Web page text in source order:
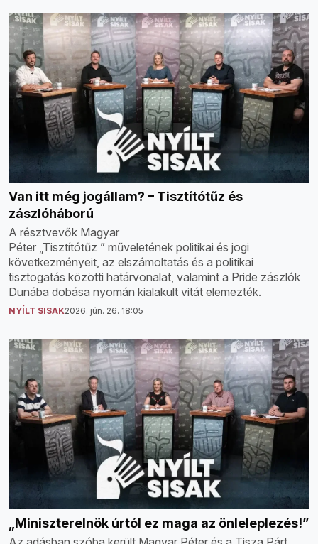
Van itt még jogállam? – Tisztítótűz és
zászlóháború
A résztvevők Magyar
Péter „Tisztítótűz ” műveletének politikai és jogi
következményeit, az elszámoltatás és a politikai
tisztogatás közötti határvonalat, valamint a Pride zászlók
Dunába dobása nyomán kialakult vitát elemezték.
NYÍLT SISAK2026. jún. 26. 18:05
„Miniszterelnök úrtól ez maga az önleleplezés!”